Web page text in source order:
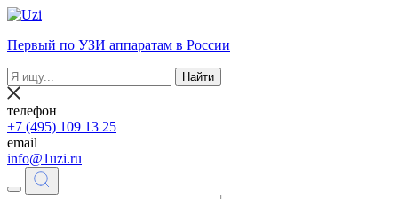
Первый по УЗИ аппаратам в России
Найти
телефон
+7 (495) 109 13 25
email
info@1uzi.ru